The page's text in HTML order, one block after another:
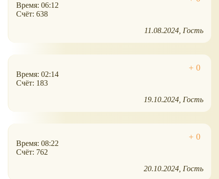
Время: 06:12
Счёт: 638
11.08.2024 Гость
Время: 02:14
Счёт: 183
19.10.2024 Гость
Время: 08:22
Счёт: 762
20.10.2024 Гость